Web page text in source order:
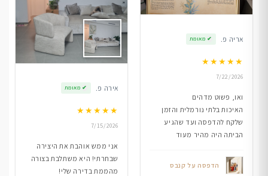
אריה פ. ✔ מאומת
★★★★★
7/22/2026
ואו, פשוט מדהים
האיכות בלתי נורמלית והזמן
שלקח להדפסה ועד שהגיע
הביתה היה מהיר מעוד
הדפסה על קנבס
אירה פ. ✔ מאומת
★★★★★
7/15/2026
אני ממש אוהבת את היצירה
שבחרתי! היא משתלבת בצורה
מהממת בדירה שלי!